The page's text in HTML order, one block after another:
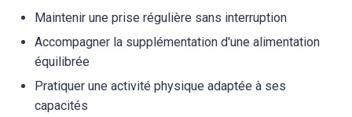
Maintenir une prise régulière sans interruption
Accompagner la supplémentation d'une alimentation
équilibrée
Pratiquer une activité physique adaptée à ses
capacités